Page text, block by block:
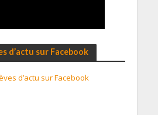
d’actu sur Facebook
d’actu sur Facebook